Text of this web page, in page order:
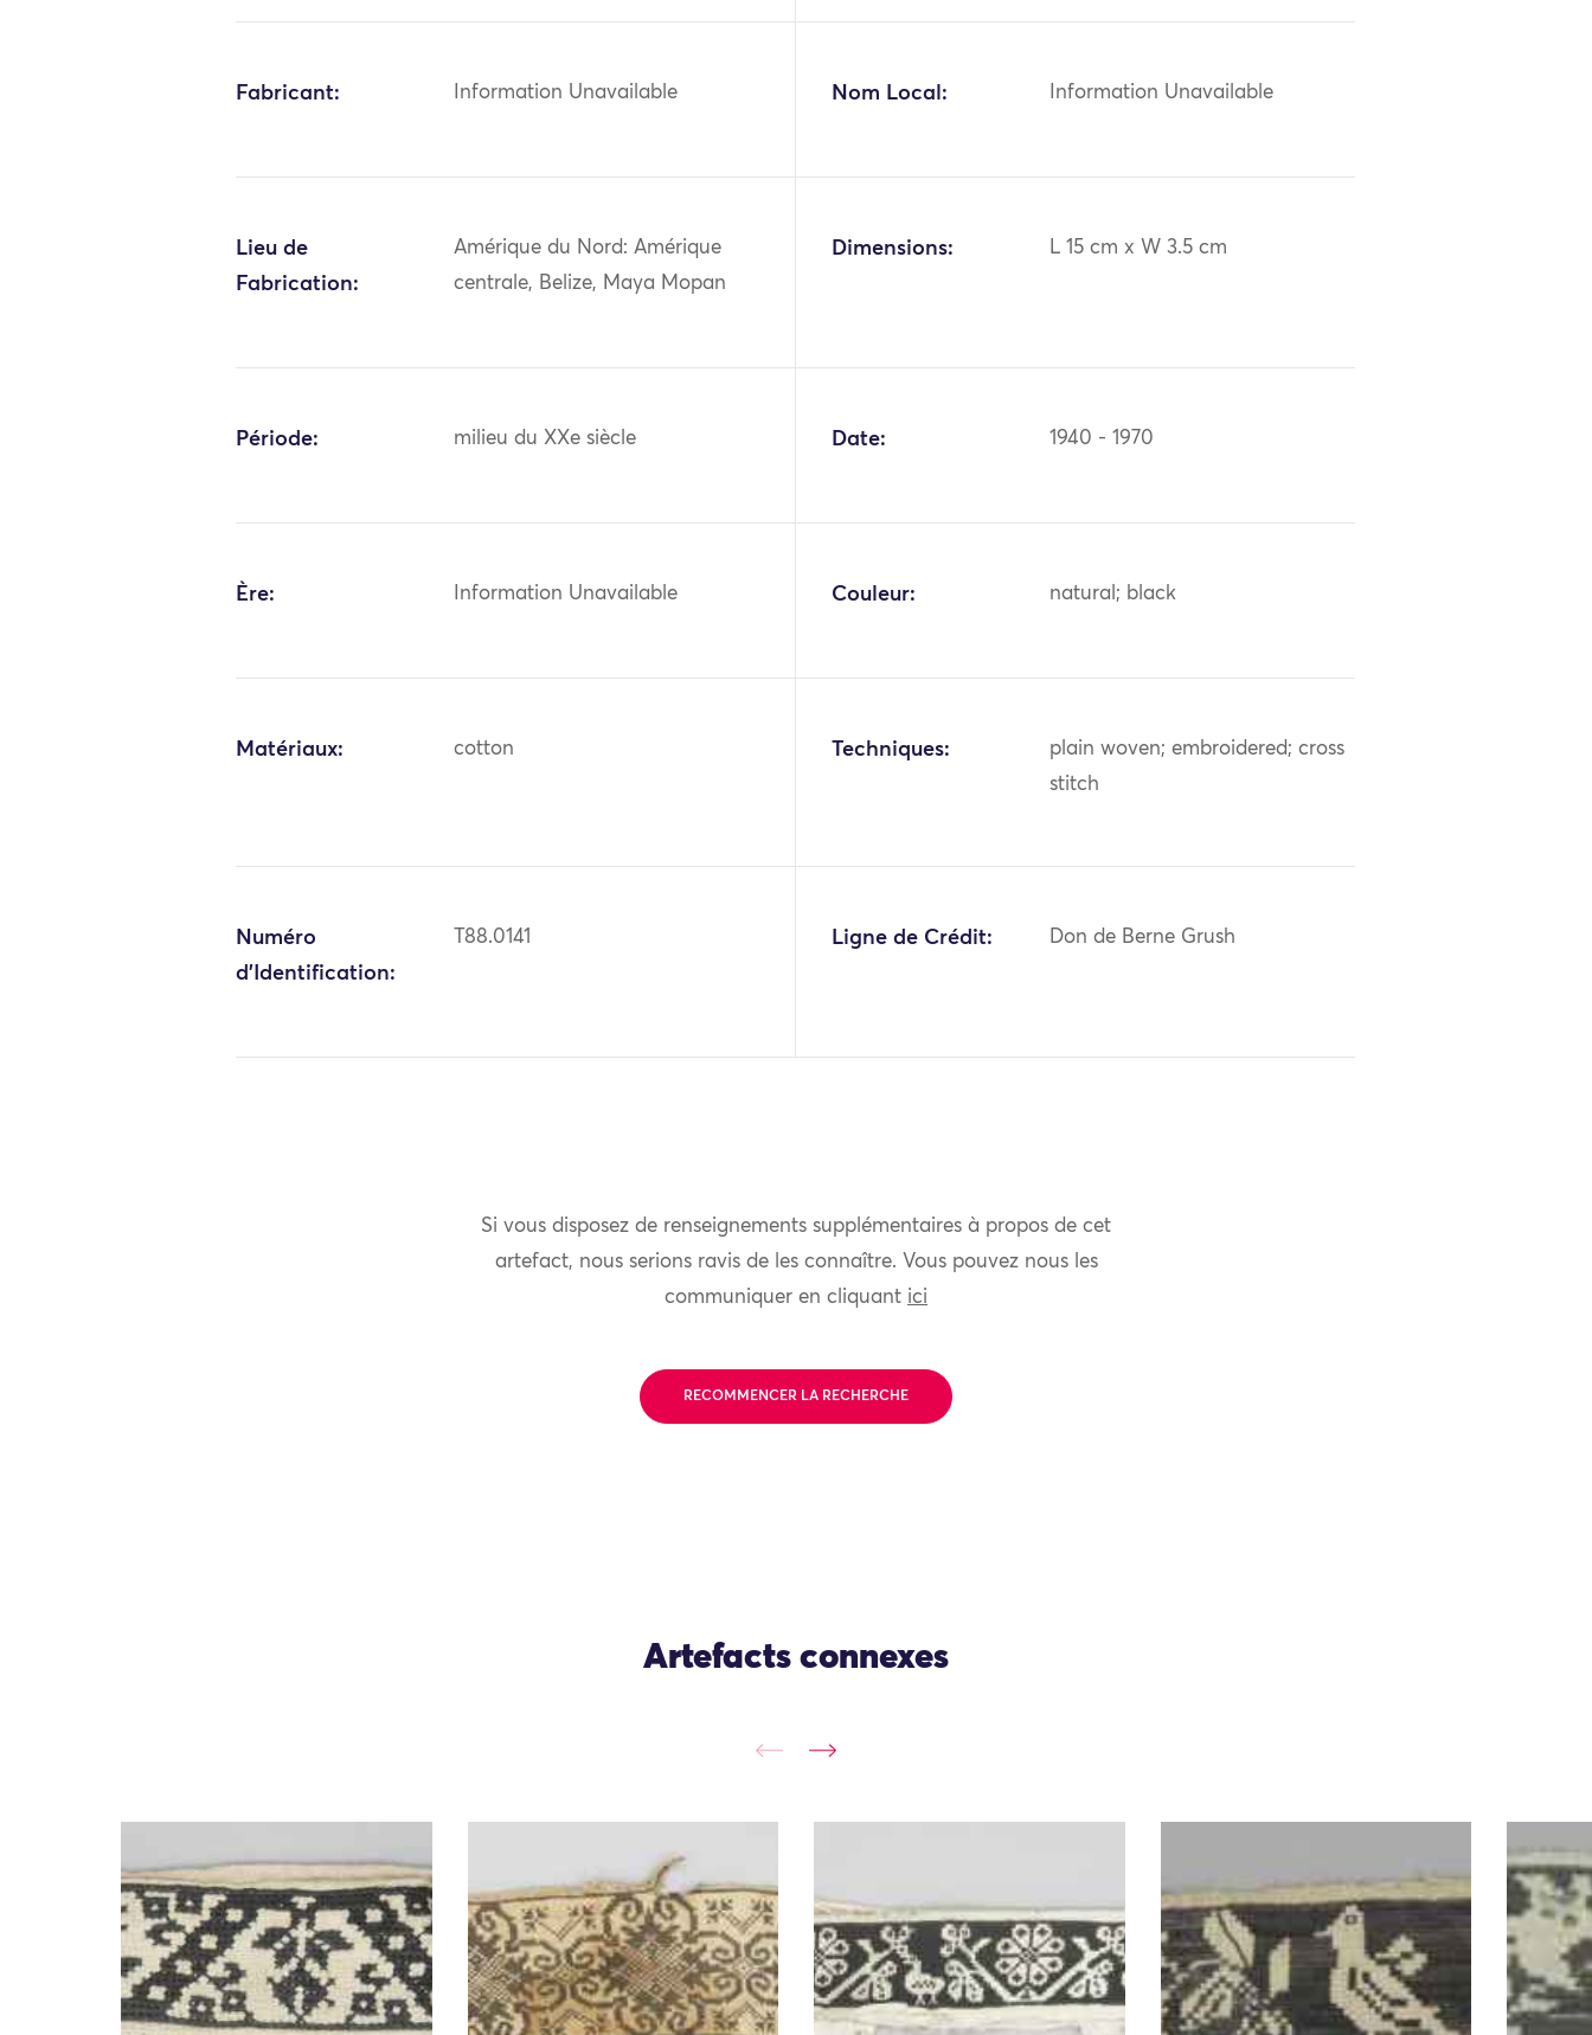
Fabricant: Information Unavailable Nom Local: Information Unavailable
Lieu de
Fabrication:
Amérique du Nord: Amérique
centrale, Belize, Maya Mopan
Dimensions: L 15 cm x W 3.5 cm
Période: milieu du XXe siècle Date: 1940 - 1970
Ère: Information Unavailable Couleur: natural; black
Matériaux: cotton Techniques:
plain woven; embroidered; cross
stitch
Numéro
d'Identification:
T88.0141 Ligne de Crédit: Don de Berne Grush
Si vous disposez de renseignements supplémentaires à propos de cet
artefact, nous serions ravis de les connaître. Vous pouvez nous les
communiquer en cliquant ici
RECOMMENCER LA RECHERCHE
Artefacts connexes